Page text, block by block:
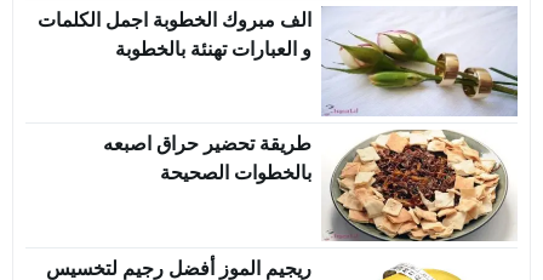
الف مبروك الخطوبة اجمل الكلمات
و العبارات تهنئة بالخطوبة
طريقة تحضير حراق اصبعه
بالخطوات الصحيحة
ريجيم الموز أفضل رجيم لتخسيس